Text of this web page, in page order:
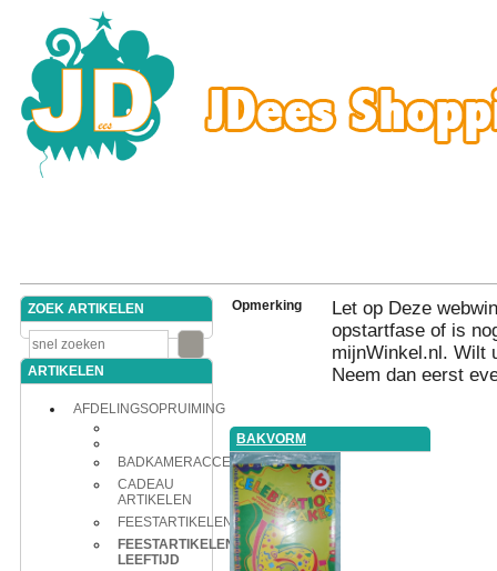
ZOEK ARTIKELEN
ARTIKELEN
AFDELINGSOPRUIMING
BADKAMERACCESSOIRES
CADEAU
ARTIKELEN
FEESTARTIKELEN
FEESTARTIKELEN
LEEFTIJD
Opmerking
Let op Deze
opstartfase of is
mijnWinkel.nl. Wilt
Neem dan eerst
BAKVORM